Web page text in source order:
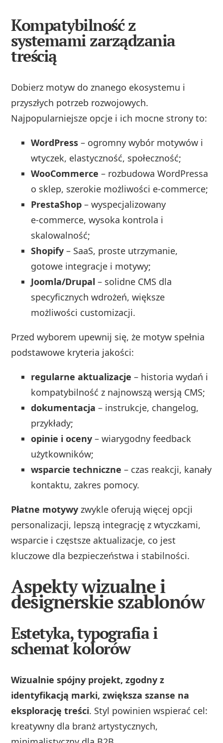
Kompatybilność z
systemami zarządzania
treścią
Dobierz motyw do znanego ekosystemu i
przyszłych potrzeb rozwojowych.
Najpopularniejsze opcje i ich mocne strony to:
WordPress – ogromny wybór motywów i
wtyczek, elastyczność, społeczność;
WooCommerce – rozbudowa WordPressa
o sklep, szerokie możliwości e‑commerce;
PrestaShop – wyspecjalizowany
e‑commerce, wysoka kontrola i
skalowalność;
Shopify – SaaS, proste utrzymanie,
gotowe integracje i motywy;
Joomla/Drupal – solidne CMS dla
specyficznych wdrożeń, większe
możliwości customizacji.
Przed wyborem upewnij się, że motyw spełnia
podstawowe kryteria jakości:
regularne aktualizacje – historia wydań i
kompatybilność z najnowszą wersją CMS;
dokumentacja – instrukcje, changelog,
przykłady;
opinie i oceny – wiarygodny feedback
użytkowników;
wsparcie techniczne – czas reakcji, kanały
kontaktu, zakres pomocy.
Płatne motywy zwykle oferują więcej opcji
personalizacji, lepszą integrację z wtyczkami,
wsparcie i częstsze aktualizacje, co jest
kluczowe dla bezpieczeństwa i stabilności.
Aspekty wizualne i
designerskie szablonów
Estetyka, typografia i
schemat kolorów
Wizualnie spójny projekt, zgodny z
identyfikacją marki, zwiększa szanse na
eksplorację treści. Styl powinien wspierać cel:
kreatywny dla branż artystycznych,